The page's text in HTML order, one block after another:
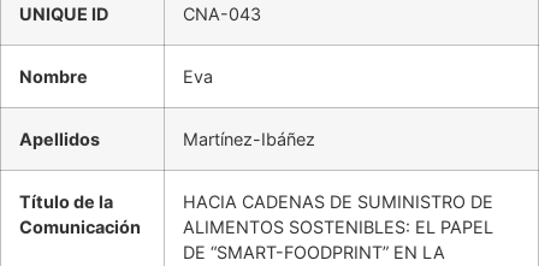
UNIQUE ID CNA-043
Nombre Eva
Apellidos Martínez-Ibáñez
Título de la
Comunicación
HACIA CADENAS DE SUMINISTRO DE
ALIMENTOS SOSTENIBLES: EL PAPEL
DE “SMART-FOODPRINT” EN LA